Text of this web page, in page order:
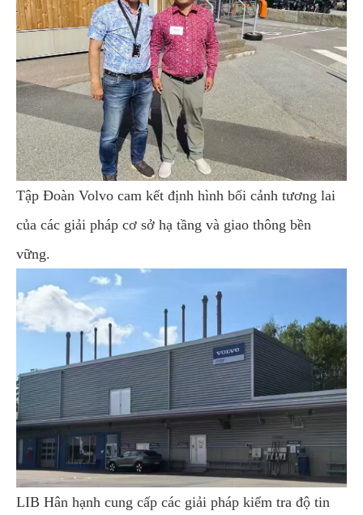
Tập Đoàn Volvo cam kết định hình bối cảnh tương lai
của các giải pháp cơ sở hạ tầng và giao thông bền
vững.
LIB Hân hạnh cung cấp các giải pháp kiểm tra độ tin